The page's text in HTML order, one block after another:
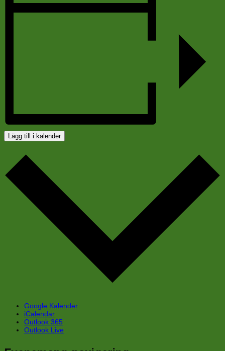
Lägg till i kalender
Google Kalender
iCalendar
Outlook 365
Outlook Live